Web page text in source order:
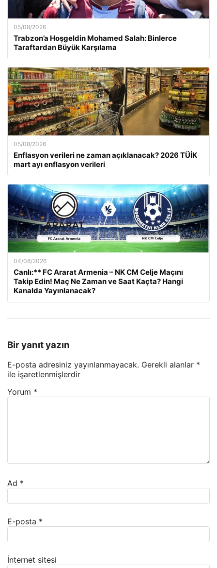
05/08/2026
Trabzon’a Hoşgeldin Mohamed Salah: Binlerce
Taraftardan Büyük Karşılama
05/08/2026
Enflasyon verileri ne zaman açıklanacak? 2026 TÜİK
mart ayı enflasyon verileri
04/08/2026
Canlı:** FC Ararat Armenia – NK CM Celje Maçını
Takip Edin! Maç Ne Zaman ve Saat Kaçta? Hangi
Kanalda Yayınlanacak?
Bir yanıt yazın
E-posta adresiniz yayınlanmayacak. Gerekli alanlar *
ile işaretlenmişlerdir
Yorum *
Ad *
E-posta *
İnternet sitesi